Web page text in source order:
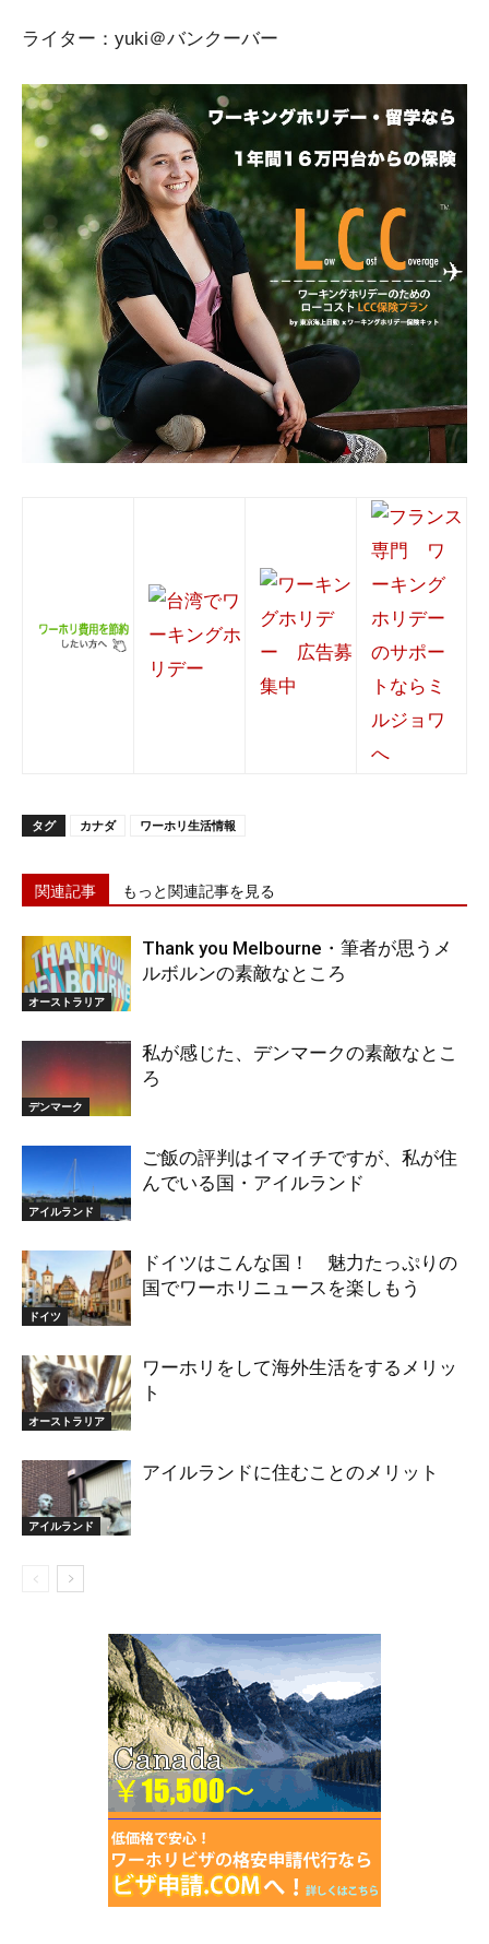
ライター：yuki＠バンクーバー
タグ カナダ ワーホリ生活情報
関連記事 もっと関連記事を見る
オーストラリア
Thank you Melbourne・筆者が思うメ
ルボルンの素敵なところ
デンマーク
私が感じた、デンマークの素敵なとこ
ろ
アイルランド
ご飯の評判はイマイチですが、私が住
んでいる国・アイルランド
ドイツ
ドイツはこんな国！ 魅力たっぷりの
国でワーホリニュースを楽しもう
オーストラリア
ワーホリをして海外生活をするメリッ
ト
アイルランド
アイルランドに住むことのメリット